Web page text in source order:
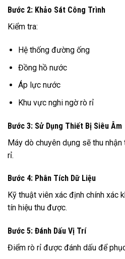
Bước 2: Khảo Sát Công Trình
Kiểm tra:
Hệ thống đường ống
Đồng hồ nước
Áp lực nước
Khu vực nghi ngờ rò rỉ
Bước 3: Sử Dụng Thiết Bị Siêu Âm
Máy dò chuyên dụng sẽ thu
rỉ.
Bước 4: Phân Tích Dữ Liệu
Kỹ thuật viên xác định chính xác
tín hiệu thu được.
Bước 5: Đánh Dấu Vị Trí
Điểm rò rỉ được đánh dấu để